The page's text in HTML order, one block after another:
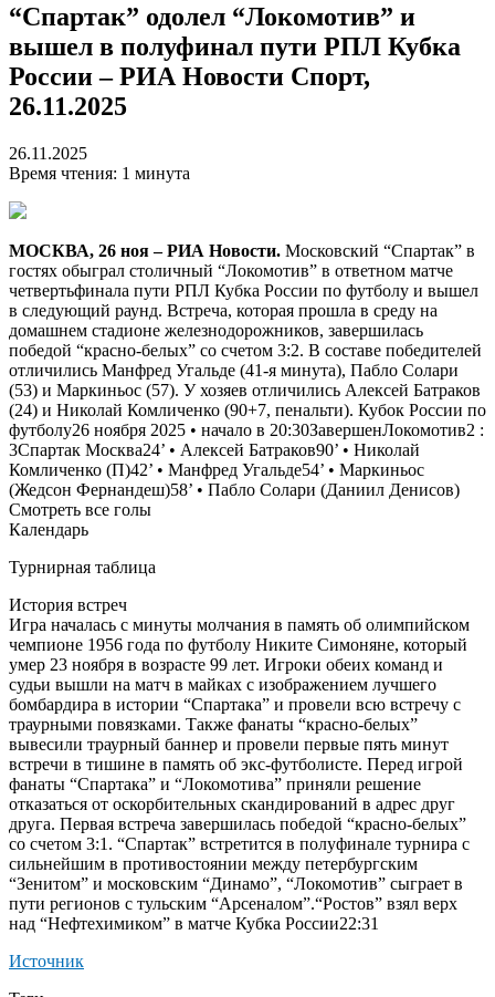
“Спартак” одолел “Локомотив” и
вышел в полуфинал пути РПЛ Кубка
России – РИА Новости Спорт,
26.11.2025
26.11.2025
Время чтения: 1 минута
МОСКВА, 26 ноя – РИА Новости. Московский “Спартак” в
гостях обыграл столичный “Локомотив” в ответном матче
четвертьфинала пути РПЛ Кубка России по футболу и вышел
в следующий раунд. Встреча, которая прошла в среду на
домашнем стадионе железнодорожников, завершилась
победой “красно-белых” со счетом 3:2. В составе победителей
отличились Манфред Угальде (41-я минута), Пабло Солари
(53) и Маркиньос (57). У хозяев отличились Алексей Батраков
(24) и Николай Комличенко (90+7, пенальти). Кубок России по
футболу26 ноября 2025 • начало в 20:30ЗавершенЛокомотив2 :
3Спартак Москва24‎’‎ • Алексей Батраков90‎’‎ • Николай
Комличенко (П)42‎’‎ • Манфред Угальде54‎’‎ • Маркиньос
(Жедсон Фернандеш)58‎’‎ • Пабло Солари (Даниил Денисов)
Смотреть все голы
Календарь
Турнирная таблица
История встреч
Игра началась с минуты молчания в память об олимпийском
чемпионе 1956 года по футболу Никите Симоняне, который
умер 23 ноября в возрасте 99 лет. Игроки обеих команд и
судьи вышли на матч в майках с изображением лучшего
бомбардира в истории “Спартака” и провели всю встречу с
траурными повязками. Также фанаты “красно-белых”
вывесили траурный баннер и провели первые пять минут
встречи в тишине в память об экс-футболисте. Перед игрой
фанаты “Спартака” и “Локомотива” приняли решение
отказаться от оскорбительных скандирований в адрес друг
друга. Первая встреча завершилась победой “красно-белых”
со счетом 3:1. “Спартак” встретится в полуфинале турнира с
сильнейшим в противостоянии между петербургским
“Зенитом” и московским “Динамо”, “Локомотив” сыграет в
пути регионов с тульским “Арсеналом”.“Ростов” взял верх
над “Нефтехимиком” в матче Кубка России22:31
Источник